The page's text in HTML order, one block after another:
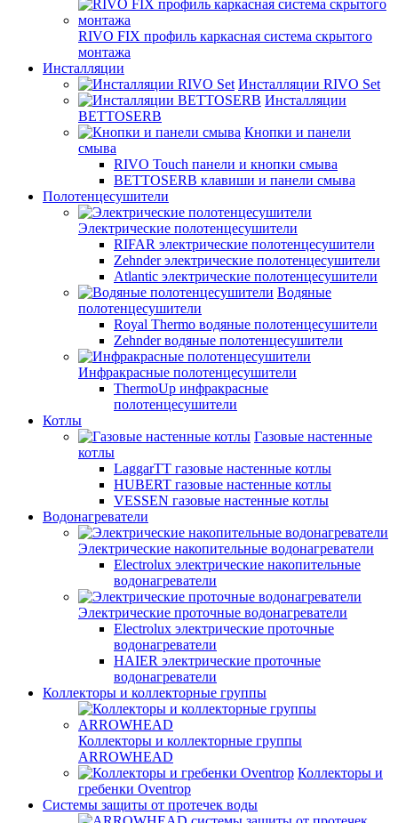
RIVO FIX профиль каркасная система скрытого
монтажа
Инсталляции
Инсталляции RIVO Set
Инсталляции
BETTOSERB
Кнопки и панели
смыва
RIVO Touch панели и кнопки смыва
BETTOSERB клавиши и панели смыва
Полотенцесушители
Электрические полотенцесушители
RIFAR электрические полотенцесушители
Zehnder электрические полотенцесушители
Atlantic электрические полотенцесушители
Водяные
полотенцесушители
Royal Thermo водяные полотенцесушители
Zehnder водяные полотенцесушители
Инфракрасные полотенцесушители
ThermoUp инфракрасные
полотенцесушители
Котлы
Газовые настенные
котлы
LaggarTT газовые настенные котлы
HUBERT газовые настенные котлы
VESSEN газовые настенные котлы
Водонагреватели
Электрические накопительные водонагреватели
Electrolux электрические накопительные
водонагреватели
Электрические проточные водонагреватели
Electrolux электрические проточные
водонагреватели
HAIER электрические проточные
водонагреватели
Коллекторы и коллекторные группы
Коллекторы и коллекторные группы
ARROWHEAD
Коллекторы и
гребенки Oventrop
Системы защиты от протечек воды